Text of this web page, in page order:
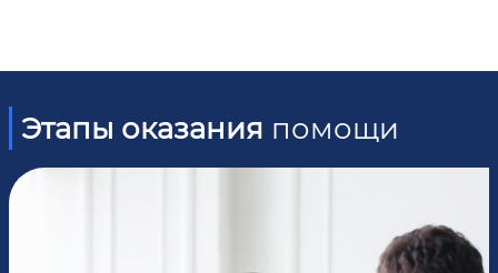
Этапы оказания помощи